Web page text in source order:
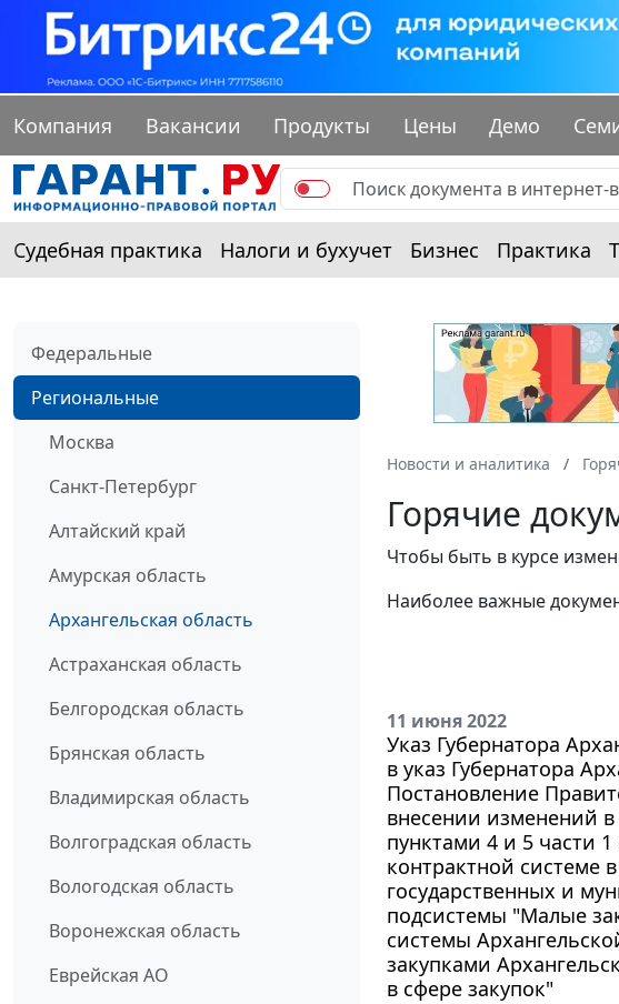
Компания Вакансии Продукты Цены Демо
Судебная практика Налоги и бухучет Бизнес Практика
Федеральные
Региональные
Москва
Санкт-Петербург
Алтайский край
Амурская область
Архангельская область
Астраханская область
Белгородская область
Брянская область
Владимирская область
Волгоградская область
Вологодская область
Воронежская область
Еврейская АО
Новости и аналитика
Горячие
Чтобы быть в курсе
Наиболее важные
11 июня 2022
Указ Губернатора
в указ Губернатора
Постановление
внесении изменений в
пунктами 4 и 5 части
контрактной системе
государственных и
подсистемы "Малые
системы
закупками
в сфере закупок"